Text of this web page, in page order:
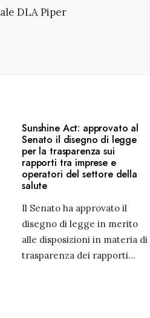
DLA Piper
Sunshine Act: approvato al
Senato il disegno di legge
per la trasparenza sui
rapporti tra imprese e
operatori del settore della
salute
Il Senato ha approvato il
disegno di legge in merito
alle disposizioni in materia di
trasparenza dei rapporti...